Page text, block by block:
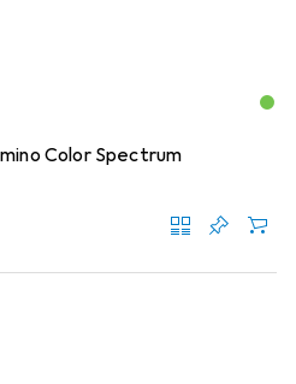
Color Spectrum